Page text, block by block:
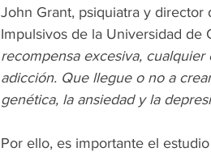
John Grant, psiquiatra y director
Impulsivos de la Universidad de
recompensa excesiva,
adicción. Que llegue o no a
genética, la ansiedad y la
Por ello, es importante el